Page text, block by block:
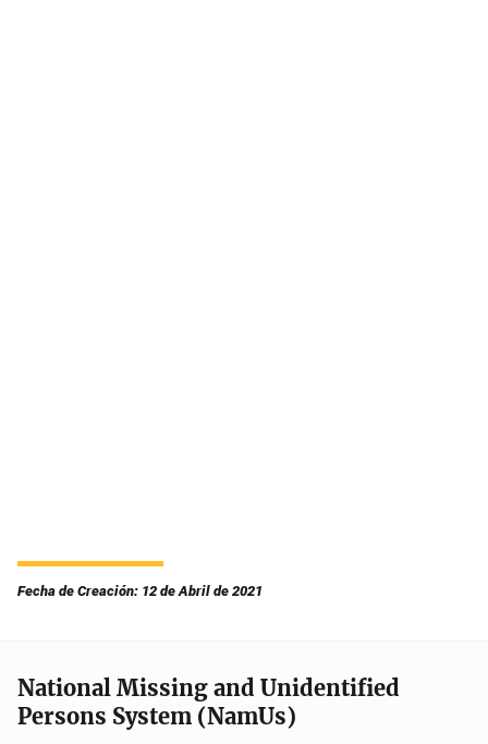
Fecha de Creación: 12 de Abril de 2021
National Missing and Unidentified
Persons System (NamUs)